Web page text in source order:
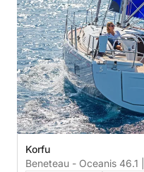
Korfu
Beneteau -